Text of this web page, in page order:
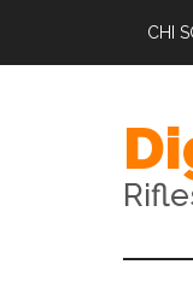
CHI